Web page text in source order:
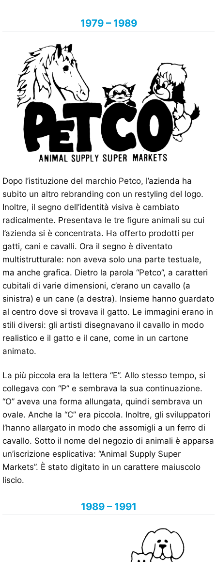
1979 – 1989
Dopo l’istituzione del marchio Petco, l’azienda ha
subito un altro rebranding con un restyling del logo.
Inoltre, il segno dell’identità visiva è cambiato
radicalmente. Presentava le tre figure animali su cui
l’azienda si è concentrata. Ha offerto prodotti per
gatti, cani e cavalli. Ora il segno è diventato
multistrutturale: non aveva solo una parte testuale,
ma anche grafica. Dietro la parola “Petco”, a caratteri
cubitali di varie dimensioni, c’erano un cavallo (a
sinistra) e un cane (a destra). Insieme hanno guardato
al centro dove si trovava il gatto. Le immagini erano in
stili diversi: gli artisti disegnavano il cavallo in modo
realistico e il gatto e il cane, come in un cartone
animato.
La più piccola era la lettera “E”. Allo stesso tempo, si
collegava con “P” e sembrava la sua continuazione.
“O” aveva una forma allungata, quindi sembrava un
ovale. Anche la “C” era piccola. Inoltre, gli sviluppatori
l’hanno allargato in modo che assomigli a un ferro di
cavallo. Sotto il nome del negozio di animali è apparsa
un’iscrizione esplicativa: “Animal Supply Super
Markets”. È stato digitato in un carattere maiuscolo
liscio.
1989 – 1991